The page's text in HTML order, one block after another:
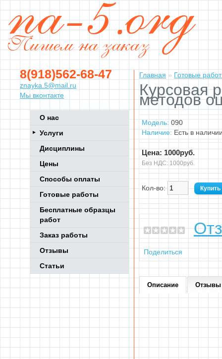
8(918)562-68-47
znayka.5@mail.ru
Мы вконтакте
О нас
Услуги
Дисциплины
Цены
Способы оплаты
Готовые работы
Бесплатные образцы
работ
Заказ работы
Отзывы
Статьи
Главная » Готовые
Курсовая
методов
Модель: 090
Наличие: Есть в
Цена: 1000руб.
Без НДС: 1000руб.
Кол-во:
Поделиться
Описание Отзывы